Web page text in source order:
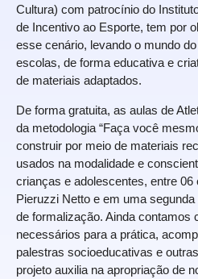
Cultura) com patrocínio do
de Incentivo ao Esporte, tem por
esse cenário, levando o mundo
escolas, de forma educativa e
de materiais adaptados.
De forma gratuita, as aulas de
da metodologia “Faça você
construir por meio de materiais
usados na modalidade e
crianças e adolescentes, entre 06
Pieruzzi Netto e em uma
de formalização. Ainda contamos
necessários para a prática,
palestras socioeducativas e
projeto auxilia na apropriação de